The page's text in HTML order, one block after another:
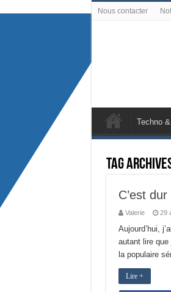
Nous contacter
Techno
Tag
C’est
Valerie 29
Aujourd’hui,
autant lire
la populaire
Lire +